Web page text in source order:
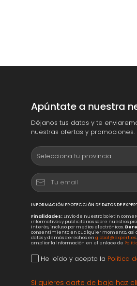
Apúntate a nuestra
Déjanos tus datos y te
nuestras ofertas y promociones.
INFORMACIÓN PROTECCIÓN DE DATOS DE
Finalidades:Envío de nuestro boletín
informativas y publicitarias sobre nuestros
interés, incluso por medios electrónicos.
consentimiento en cualquier momento, así
datos y demás derechos en global@expert.es.
ampliar la información en el enlace de
He leído y acepto la Política
Si quieres darte de baja haz